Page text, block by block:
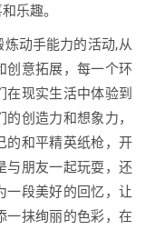
乐趣。
动手能力的活动,从
创意拓展，每一个环
在现实生活中体验到
创造力和想象力，
的和平精英纸枪，开
与朋友一起玩耍，还
一段美好的回忆，让
一抹绚丽的色彩，在